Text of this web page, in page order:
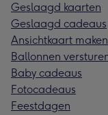
Geslaagd kaarten
Geslaagd cadeaus
Ansichtkaart maken
Ballonnen
Baby cadeaus
Fotocadeaus
Feestdagen